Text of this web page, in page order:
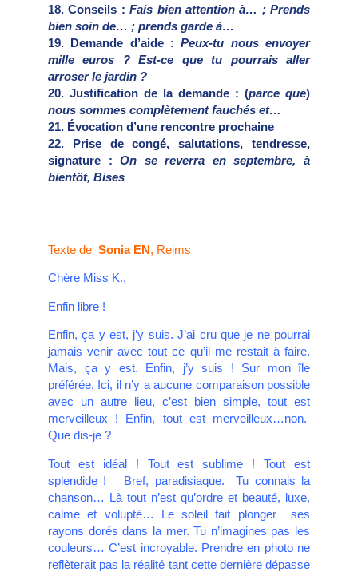
18. Conseils :Fais bien attention à… ; Prends
bien soin de… ; prends garde à…
19. Demande d’aide :Peux-tu nous envoyer
mille euros ?
Est-ce que tu pourrais aller
arroser le jardin ?
20. Justification de la demande : (parce que)
nous sommes complètement fauchés et…
21. Évocation d’une rencontre prochaine
22. Prise de congé, salutations, tendresse,
signature : On se reverra en septembre, à
bientôt, Bises
Texte de Sonia EN, Reims
Chère Miss K.,
Enfin libre !
Enfin, ça y est, j’y suis. J’ai cru que je ne pourrai
jamais venir avec tout ce qu’il me restait à faire.
Mais, ça y est. Enfin, j’y suis ! Sur mon île
préférée. Ici, il n’y a aucune comparaison possible
avec un autre lieu, c’est bien simple, tout est
merveilleux ! Enfin, tout est merveilleux…non.
Que dis-je ?
Tout est idéal ! Tout est sublime ! Tout est
splendide ! Bref, paradisiaque. Tu connais la
chanson… Là tout n’est qu’ordre et beauté, luxe,
calme et volupté… Le soleil fait plonger ses
rayons dorés dans la mer. Tu n’imagines pas les
couleurs… C’est incroyable. Prendre en photo ne
reflèterait pas la réalité tant cette dernière dépasse